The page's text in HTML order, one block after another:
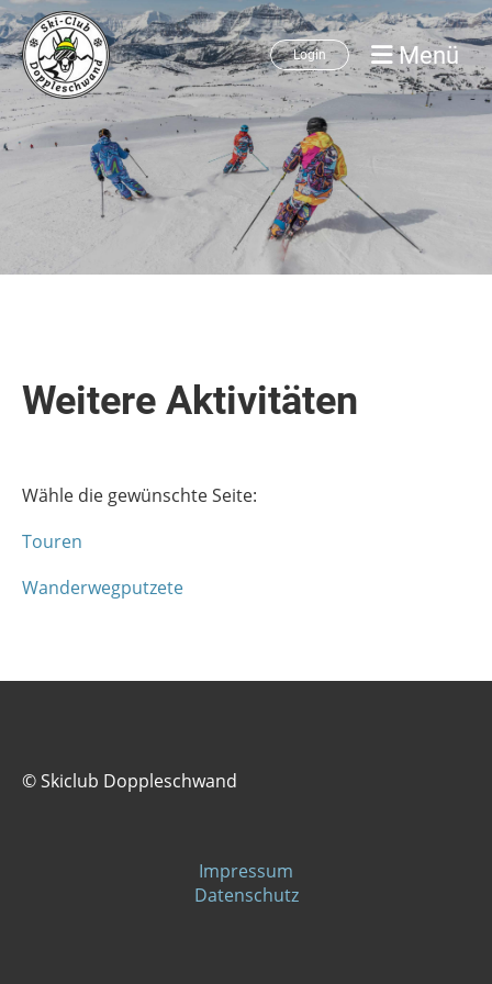
Login Menü
Weitere Aktivitäten
Wähle die gewünschte Seite:
Touren
Wanderwegputzete
© Skiclub Doppleschwand
Impressum
Datenschutz